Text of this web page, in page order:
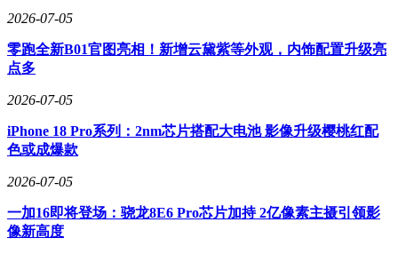
支撑长期使用的安全需求。
从3米跌落测试的严苛标准，到双重物理防护的创新设计；从
突破性的传输速度，到全场景的容量覆盖；从硬件加密的安全
保障，到软件协同的智能管理，三星T9移动固态硬盘用技术
性的数字时代，它为用户的珍贵数据提供了一份看得见、摸得
着的安全承诺。
2026-07-05
零跑全新B01官图亮相！新增云黛紫等外观，内饰配置升级亮
点多
2026-07-05
iPhone 18 Pro系列：2nm芯片搭配大电池 影像升级樱桃红配
色或成爆款
2026-07-05
一加16即将登场：骁龙8E6 Pro芯片加持 2亿像素主摄引领影
像新高度